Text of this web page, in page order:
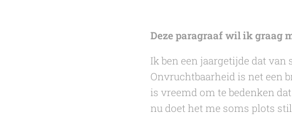
Deze paragraaf wil ik graag
Ik ben een jaargetijde dat
Onvruchtbaarheid is net een
is vreemd om te bedenken
nu doet het me soms plots